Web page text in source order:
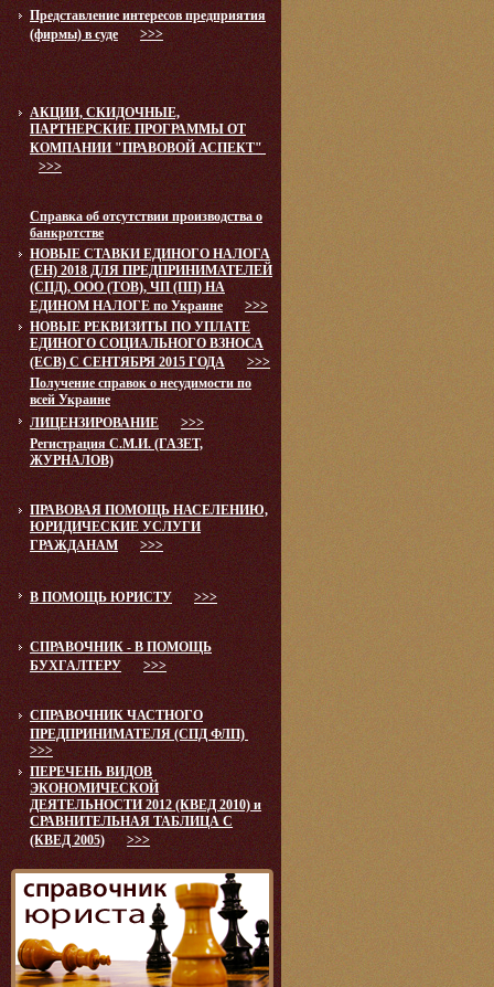
Представление интересов предприятия
(фирмы) в суде
>>>
АКЦИИ, СКИДОЧНЫЕ,
ПАРТНЕРСКИЕ ПРОГРАММЫ ОТ
КОМПАНИИ "ПРАВОВОЙ АСПЕКТ"
>>>
Справка об отсутствии производства о
банкротстве
НОВЫЕ СТАВКИ ЕДИНОГО НАЛОГА
(ЕН) 2018 ДЛЯ ПРЕДПРИНИМАТЕЛЕЙ
(СПД), ООО (ТОВ), ЧП (ПП) НА
ЕДИНОМ НАЛОГЕ по Украине
>>>
НОВЫЕ РЕКВИЗИТЫ ПО УПЛАТЕ
ЕДИНОГО СОЦИАЛЬНОГО ВЗНОСА
(ЕСВ) С СЕНТЯБРЯ 2015 ГОДА
>>>
Получение справок о несудимости по
всей Украине
ЛИЦЕНЗИРОВАНИЕ
>>>
Регистрация С.М.И. (ГАЗЕТ,
ЖУРНАЛОВ)
ПРАВОВАЯ ПОМОЩЬ НАСЕЛЕНИЮ,
ЮРИДИЧЕСКИЕ УСЛУГИ
ГРАЖДАНАМ
>>>
В ПОМОЩЬ ЮРИСТУ >>>
СПРАВОЧНИК - В ПОМОЩЬ
БУХГАЛТЕРУ
>>>
СПРАВОЧНИК ЧАСТНОГО
ПРЕДПРИНИМАТЕЛЯ (СПД ФЛП)
>>>
ПЕРЕЧЕНЬ ВИДОВ
ЭКОНОМИЧЕСКОЙ
ДЕЯТЕЛЬНОСТИ 2012 (КВЕД 2010) и
СРАВНИТЕЛЬНАЯ ТАБЛИЦА С
(КВЕД 2005)
>>>